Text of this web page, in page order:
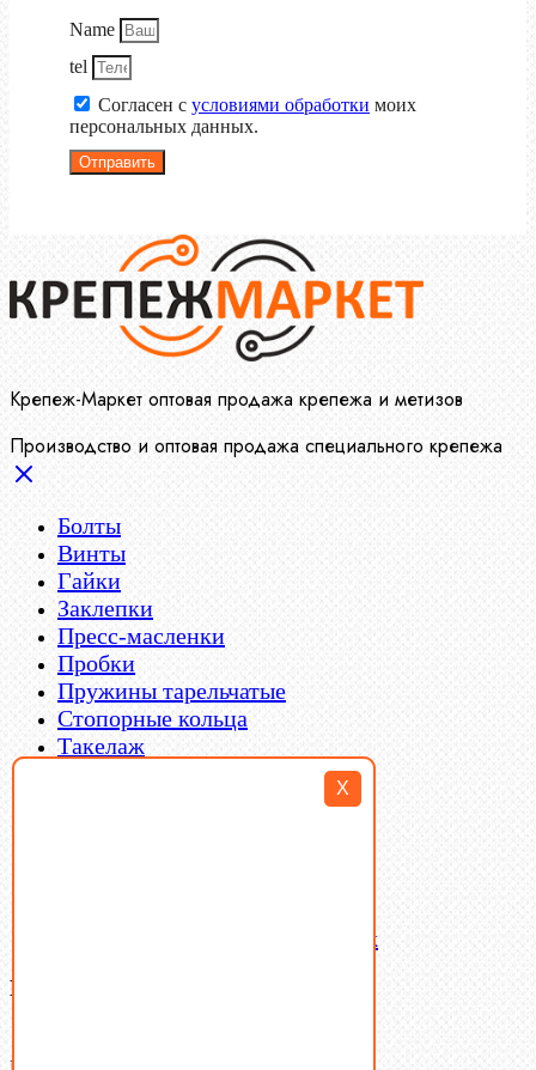
X
Name
tel
Согласен с условиями обработки моих
персональных данных.
Отправить
Крепеж-Маркет оптовая продажа крепежа и метизов
Производство и оптовая продажа специального крепежа
Болты
Винты
Гайки
Заклепки
Пресс-масленки
Пробки
Пружины тарельчатые
Стопорные кольца
Такелаж
Латунный и бронзовый крепеж
Ваша корзина